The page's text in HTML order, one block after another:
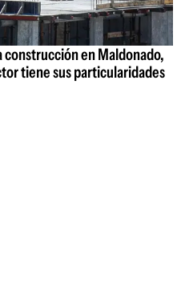
en Maldonado,
tiene sus particularidades